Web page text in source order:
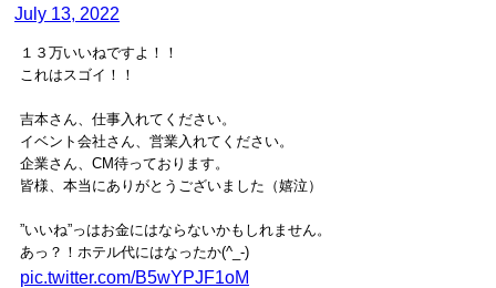
July 13, 2022
１３万いいねですよ！！
これはスゴイ！！
吉本さん、仕事入れてください。
イベント会社さん、営業入れてください。
企業さん、CM待っております。
皆様、本当にありがとうございました（嬉泣）
”いいね”っはお金にはならないかもしれません。
あっ？！ホテル代にはなったか(^_-)
pic.twitter.com/B5wYPJF1oM